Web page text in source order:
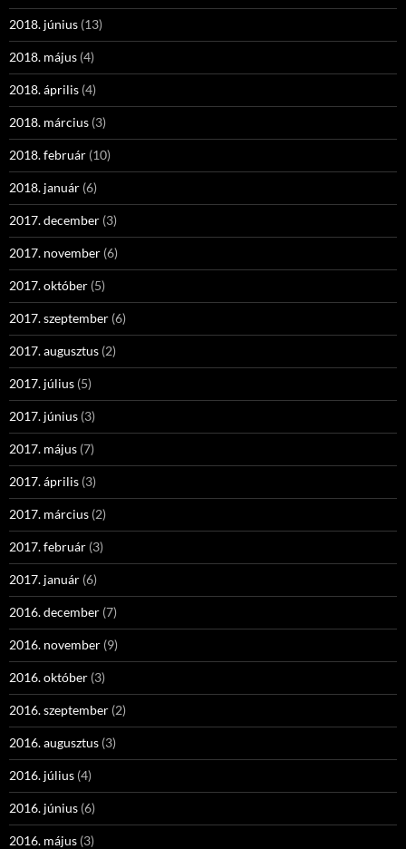
2018. június (13)
2018. május (4)
2018. április (4)
2018. március (3)
2018. február (10)
2018. január (6)
2017. december (3)
2017. november (6)
2017. október (5)
2017. szeptember (6)
2017. augusztus (2)
2017. július (5)
2017. június (3)
2017. május (7)
2017. április (3)
2017. március (2)
2017. február (3)
2017. január (6)
2016. december (7)
2016. november (9)
2016. október (3)
2016. szeptember (2)
2016. augusztus (3)
2016. július (4)
2016. június (6)
2016. május (3)